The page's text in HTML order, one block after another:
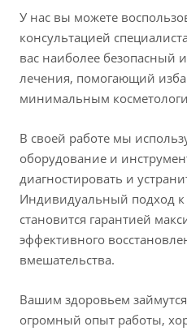
У нас вы можете
консультацией
вас наиболее безопасный
лечения, помогающий
минимальным
В своей работе мы
оборудование и
диагностировать и
Индивидуальный подход
становится гарантией
эффективного
вмешательства.
Вашим здоровьем
огромный опыт работы,